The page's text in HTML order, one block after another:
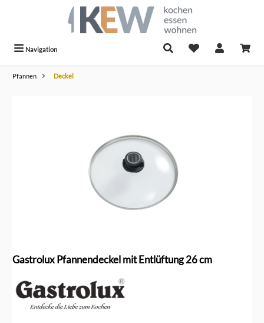
Navigation
Pfannen Deckel
Gastrolux Pfannendeckel mit Entlüftung 26 cm